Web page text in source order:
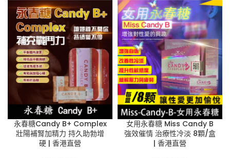
排
永春糖Candy B+ Complex
壯陽補腎加精力 持久助勃增
硬 | 香港直營
女用永春糖 Miss Candy B
強效催情 治療性冷淡 8顆/盒
| 香港直營